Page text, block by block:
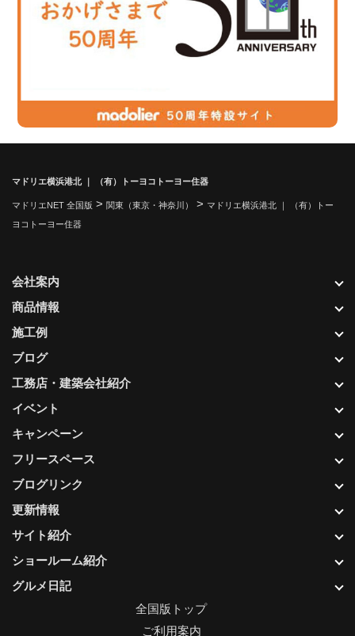
マドリエ横浜港北 ｜ （有）トーヨコトーヨー住器
マドリエNET 全国版 > 関東（東京・神奈川） > マドリエ横浜港北 ｜ （有）トー
ヨコトーヨー住器
更新情報
サイト紹介
ショールーム紹介
グルメ日記
会社案内
商品情報
施工例
ブログ
工務店・建築会社紹介
イベント
キャンペーン
フリースペース
ブログリンク
全国版トップ
ご利用案内